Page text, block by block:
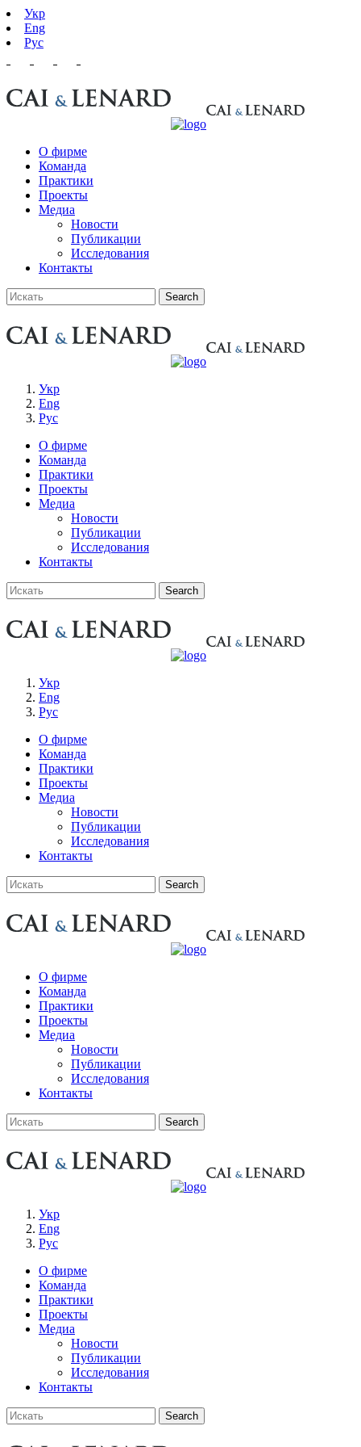
Укр
Eng
Рус
О фирме
Команда
Практики
Проекты
Медиа
Новости
Публикации
Исследования
Контакты
Укр
Eng
Рус
О фирме
Команда
Практики
Проекты
Медиа
Новости
Публикации
Исследования
Контакты
Укр
Eng
Рус
О фирме
Команда
Практики
Проекты
Медиа
Новости
Публикации
Исследования
Контакты
О фирме
Команда
Практики
Проекты
Медиа
Новости
Публикации
Исследования
Контакты
Укр
Eng
Рус
О фирме
Команда
Практики
Проекты
Медиа
Новости
Публикации
Исследования
Контакты